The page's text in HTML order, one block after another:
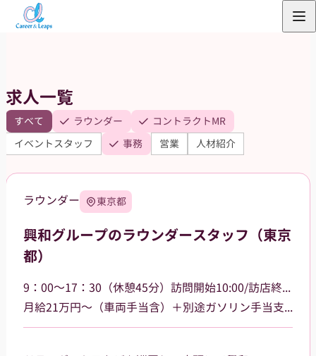
キ
ッ
プ
求人一覧
すべて ラウンダー
コントラクトMR
イベントスタッフ
事務 営業 人材紹介
ラウンダー 東京都
興和グループのラウンダースタッフ（東京
都）
9：00～17：30（休憩45分）訪問開始10:00/訪店終了17:00
月給21万円～（車両手当含）＋別途ガソリン手当支給 その他手当あり